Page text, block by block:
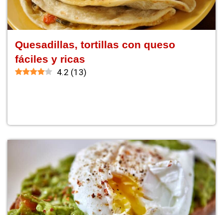
Quesadillas, tortillas con queso
fáciles y ricas
4.2 (13)